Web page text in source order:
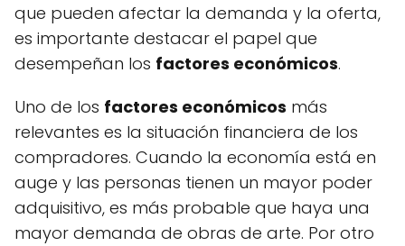
que pueden afectar la demanda y la oferta,
es importante destacar el papel que
desempeñan los factores económicos.
Uno de los factores económicos más
relevantes es la situación financiera de los
compradores. Cuando la economía está en
auge y las personas tienen un mayor poder
adquisitivo, es más probable que haya una
mayor demanda de obras de arte. Por otro